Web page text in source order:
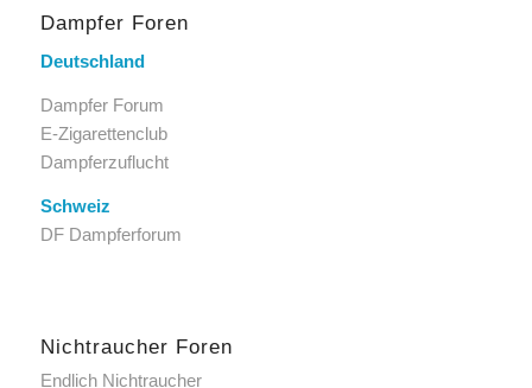
Dampfer Foren
Deutschland
Dampfer Forum
E-Zigarettenclub
Dampferzuflucht
Schweiz
DF Dampferforum
Nichtraucher Foren
Endlich Nichtraucher